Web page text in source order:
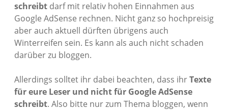
schreibt darf mit relativ hohen Einnahmen aus
Google AdSense rechnen. Nicht ganz so hochpreisig
aber auch aktuell dürften übrigens auch
Winterreifen sein. Es kann als auch nicht schaden
darüber zu bloggen.
Allerdings solltet ihr dabei beachten, dass ihrTexte
für eure Leser und nicht für Google AdSense
schreibt. Also bitte nur zum Thema bloggen, wenn